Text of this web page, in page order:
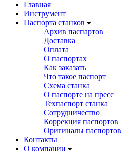
Главная
Инструмент
Паспорта станков
Архив паспартов
Доставка
Оплата
О паспортах
Как заказать
Что такое паспорт
Схема станка
О паспорте на пресс
Техпаспорт станка
Сотрудничество
Коррекция паспортов
Оригиналы паспортов
Контакты
О компании